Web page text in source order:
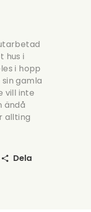
hus i
i hopp
gamla
vill inte
ändå
allting
Dela